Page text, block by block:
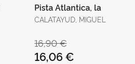
Pista Atlantica, la
CALATAYUD, MIGUEL
16,90 €
16,06 €